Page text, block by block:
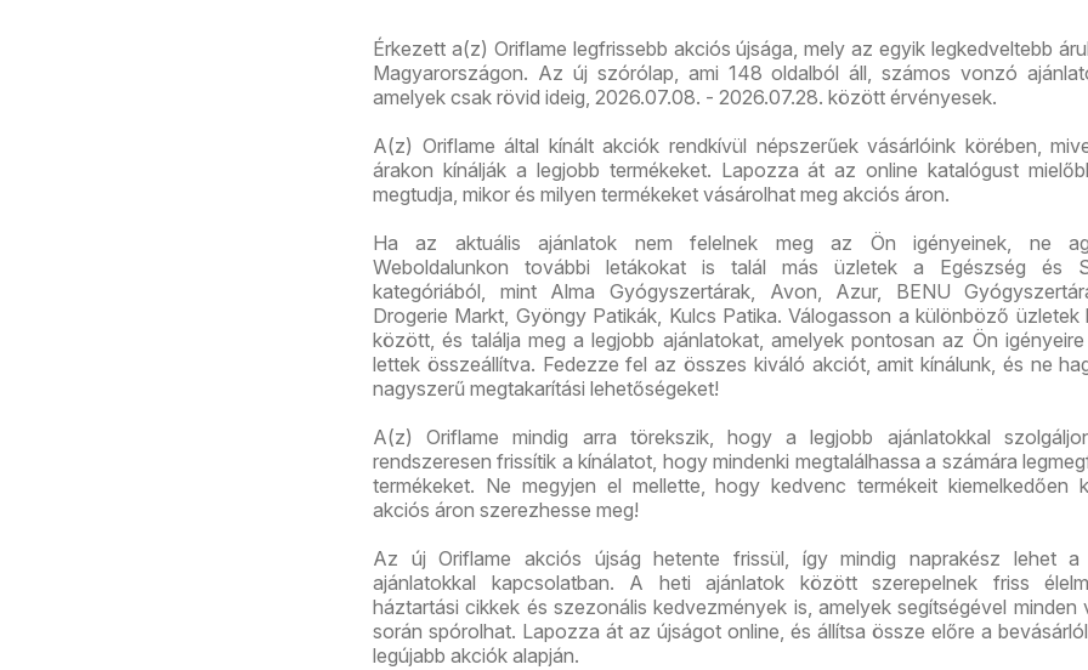
Érkezett a(z) Oriflame legfrissebb akciós újsága, mely az egyik legkedveltebb
Magyarországon. Az új szórólap, ami 148 oldalból áll, számos vonzó
amelyek csak rövid ideig, 2026.07.08. - 2026.07.28. között érvényesek.
A(z) Oriflame által kínált akciók rendkívül népszerűek vásárlóink körében,
árakon kínálják a legjobb termékeket. Lapozza át az online katalógust
megtudja, mikor és milyen termékeket vásárolhat meg akciós áron.
Ha az aktuális ajánlatok nem felelnek meg az Ön igényeinek, ne
Weboldalunkon további letákokat is talál más üzletek a Egészség és
kategóriából, mint Alma Gyógyszertárak, Avon, Azur, BENU
Drogerie Markt, Gyöngy Patikák, Kulcs Patika. Válogasson a különböző üzletek
között, és találja meg a legjobb ajánlatokat, amelyek pontosan az Ön
lettek összeállítva. Fedezze fel az összes kiváló akciót, amit kínálunk, és ne
nagyszerű megtakarítási lehetőségeket!
A(z) Oriflame mindig arra törekszik, hogy a legjobb ajánlatokkal
rendszeresen frissítik a kínálatot, hogy mindenki megtalálhassa a számára
termékeket. Ne megyjen el mellette, hogy kedvenc termékeit kiemelkedően
akciós áron szerezhesse meg!
Az új Oriflame akciós újság hetente frissül, így mindig naprakész lehet a
ajánlatokkal kapcsolatban. A heti ajánlatok között szerepelnek friss
háztartási cikkek és szezonális kedvezmények is, amelyek segítségével minden
során spórolhat. Lapozza át az újságot online, és állítsa össze előre a
legújabb akciók alapján.